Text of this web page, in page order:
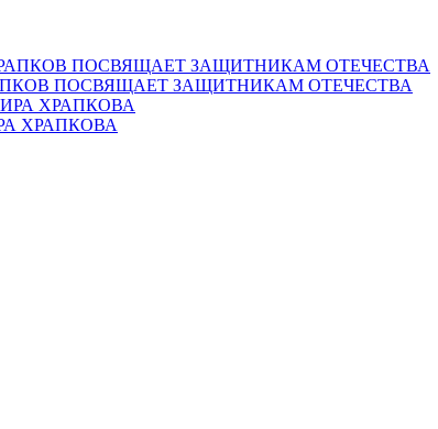
ПОСВЯЩАЕТ ЗАЩИТНИКАМ ОТЕЧЕСТВА
ХРАПКОВА